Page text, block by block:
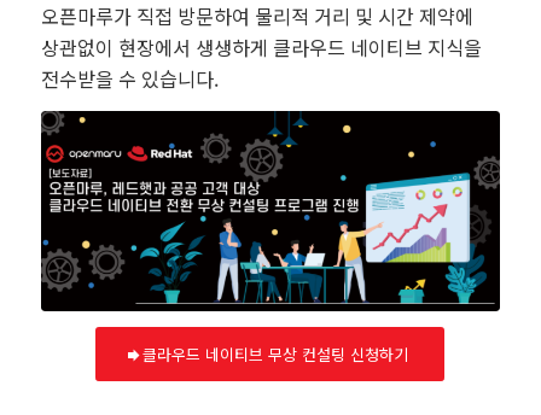
오픈마루가 직접 방문하여 물리적 거리 및 시간 제약에
상관없이 현장에서 생생하게 클라우드 네이티브 지식을
전수받을 수 있습니다.
클라우드 네이티브 무상 컨설팅 신청하기